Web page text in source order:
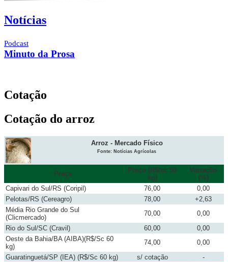
Notícias
Podcast
Minuto da Prosa
Cotação
Cotação do arroz
Arroz - Mercado Físico
Fonte: Notícias Agrícolas
Praça
Preço (R$/sc 50
kg)
Variação
(%)
Capivari do Sul/RS (Coripil)
76,00
0,00
Pelotas/RS (Cereagro)
78,00
+2,63
Média Rio Grande do Sul
(Clicmercado)
70,00
0,00
Rio do Sul/SC (Cravil)
60,00
0,00
Oeste da Bahia/BA (AIBA)(R$/Sc 60
kg)
74,00
0,00
Guaratinguetá/SP (IEA) (R$/Sc 60 kg)
s/ cotação
-